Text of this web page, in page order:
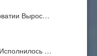
Вырос…
…